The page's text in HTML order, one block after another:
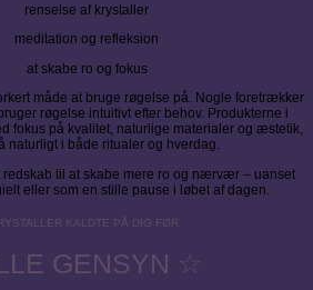
renselse af krystaller
meditation og refleksion
at skabe ro og fokus
måde at bruge røgelse på. Nogle foretrækker
røgelse intuitivt efter behov. Produkterne i
fokus på kvalitet, naturlige materialer og æstetik,
naturligt i både ritualer og hverdag.
til at skabe mere ro og nærvær – uanset
eller som en stille pause i løbet af dagen.
KALDTE PÅ DIG FØR
GENSYN ☆